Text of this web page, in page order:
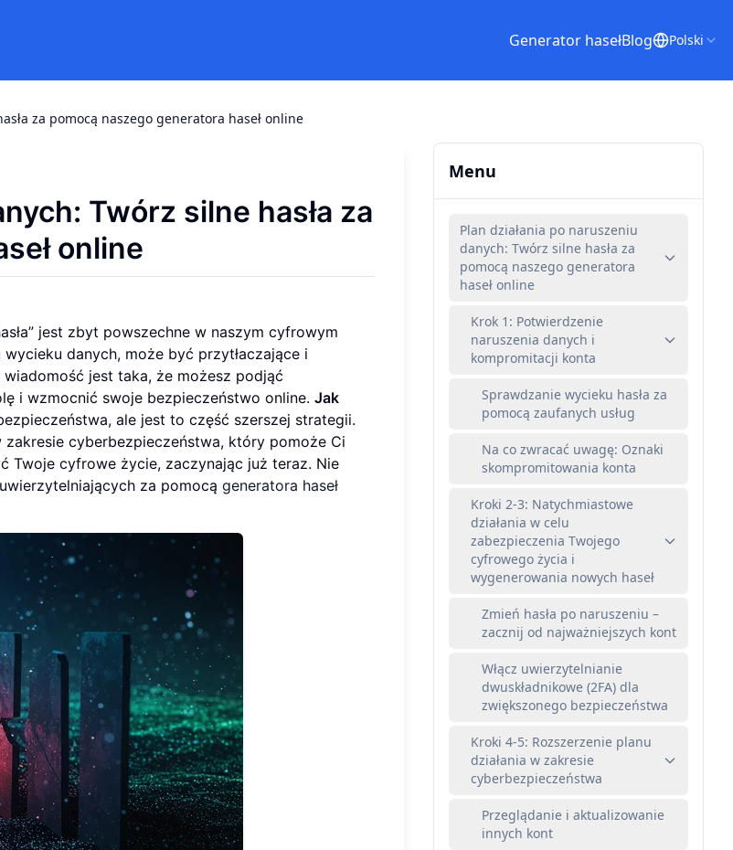
Generator hasełBlog Polski
za pomocą naszego generatora haseł online
Twórz silne hasła za
online
jest zbyt powszechne w naszym cyfrowym
danych, może być przytłaczające i
jest taka, że możesz podjąć
i wzmocnić swoje bezpieczeństwo online. Jak
ale jest to część szerszej strategii.
cyberbezpieczeństwa, który pomoże Ci
Twoje cyfrowe życie, zaczynając już teraz. Nie
za pomocą generatora haseł
Menu
Plan działania po naruszeniu
danych: Twórz silne hasła za
pomocą naszego generatora
haseł online
Krok 1: Potwierdzenie
naruszenia danych i
kompromitacji konta
Sprawdzanie wycieku hasła za
pomocą zaufanych usług
Na co zwracać uwagę: Oznaki
skompromitowania konta
Kroki 2-3: Natychmiastowe
działania w celu
zabezpieczenia Twojego
cyfrowego życia i
wygenerowania nowych haseł
Zmień hasła po naruszeniu –
zacznij od najważniejszych kont
Włącz uwierzytelnianie
dwuskładnikowe (2FA) dla
zwiększonego bezpieczeństwa
Kroki 4-5: Rozszerzenie planu
działania w zakresie
cyberbezpieczeństwa
Przeglądanie i aktualizowanie
innych kont